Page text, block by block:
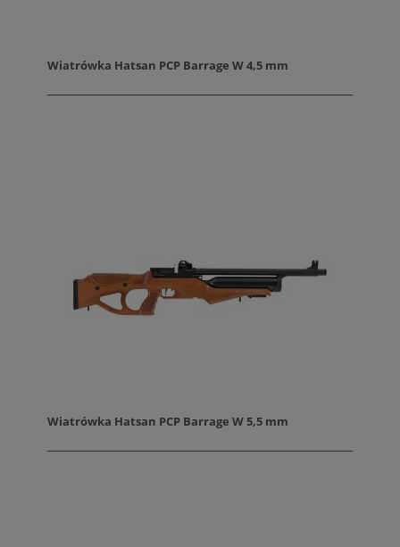
Wiatrówka Hatsan PCP Barrage W 4,5 mm
Wiatrówka Hatsan PCP Barrage W 5,5 mm